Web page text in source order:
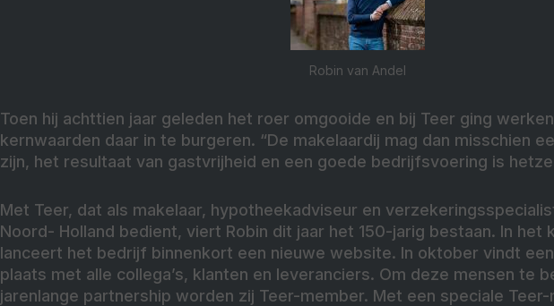
Robin van Andel
Toen hij achttien jaar geleden het roer omgooide en bij Teer ging
kernwaarden daar in te burgeren. “De makelaardij mag dan misschien
zijn, het resultaat van gastvrijheid en een goede bedrijfsvoering is
Met Teer, dat als makelaar, hypotheekadviseur en
Noord- Holland bedient, viert Robin dit jaar het 150-jarig bestaan. In het
lanceert het bedrijf binnenkort een nieuwe website. In oktober vindt
plaats met alle collega’s, klanten en leveranciers. Om deze mensen te
jarenlange partnership worden zij Teer-member. Met een speciale